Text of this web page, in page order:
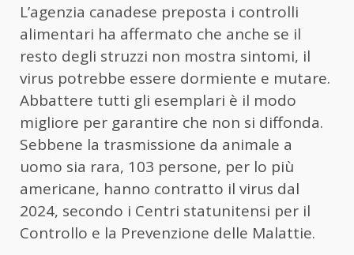
L’agenzia canadese preposta i controlli
alimentari ha affermato che anche se il
resto degli struzzi non mostra sintomi, il
virus potrebbe essere dormiente e mutare.
Abbattere tutti gli esemplari è il modo
migliore per garantire che non si diffonda.
Sebbene la trasmissione da animale a
uomo sia rara, 103 persone, per lo più
americane, hanno contratto il virus dal
2024, secondo i Centri statunitensi per il
Controllo e la Prevenzione delle Malattie.